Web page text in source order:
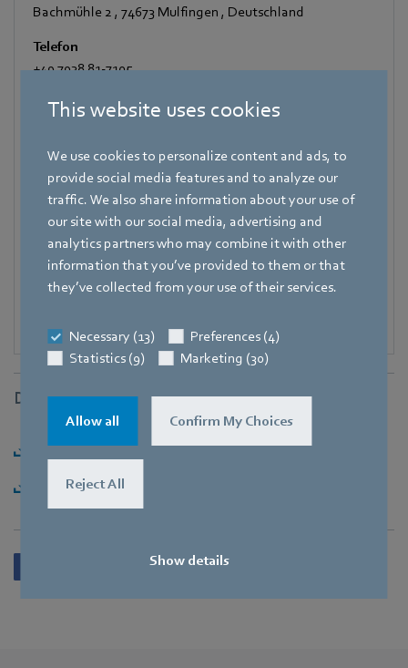
This website uses cookies
We use cookies to personalize content and ads, to
provide social media features and to analyze our
traffic. We also share information about your use of
our site with our social media, advertising and
analytics partners who may combine it with other
information that you’ve provided to them or that
they’ve collected from your use of their services.
Necessary (13)
Preferences (4)
Statistics (9)
Marketing (30)
Allow all Confirm My Choices
Reject All
Show details
Bachmühle 2 , 74673 Mulfingen , Deutschland
Telefon
+49 7938 81-7105
Fax
Mobile
+49 171 3624067
E-Mail
Hauke.Hannig@de.ebmpapst.com
Downloads
Herunterladen [PDF] - 97,85KB
Herunterladen [ZIP] - 6,24MB